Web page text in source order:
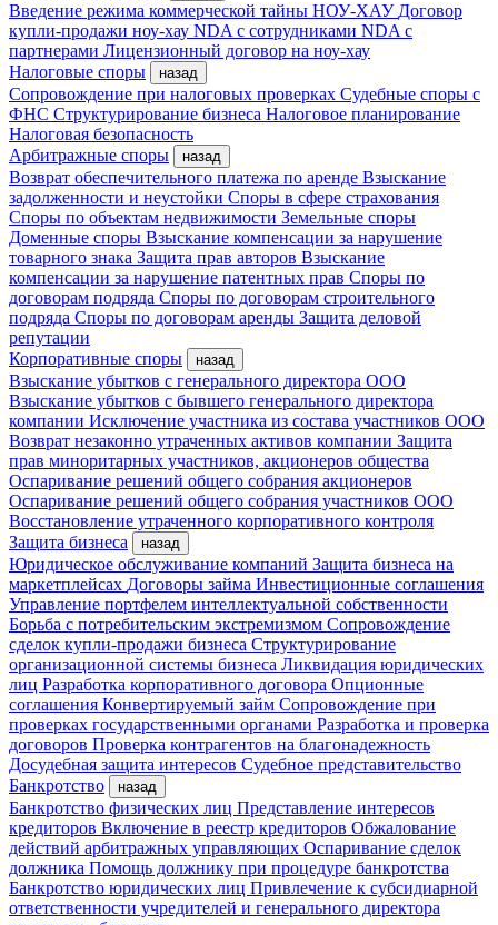
Введение режима коммерческой тайны НОУ-ХАУ Договор
купли-продажи ноу-хау NDA с сотрудниками NDA с
партнерами Лицензионный договор на ноу-хау
Налоговые споры
назад
Сопровождение при налоговых проверках Судебные споры с
ФНС Структурирование бизнеса Налоговое планирование
Налоговая безопасность
Арбитражные споры
назад
Возврат обеспечительного платежа по аренде Взыскание
задолженности и неустойки Споры в сфере страхования
Споры по объектам недвижимости Земельные споры
Доменные споры Взыскание компенсации за нарушение
товарного знака Защита прав авторов Взыскание
компенсации за нарушение патентных прав Споры по
договорам подряда Споры по договорам строительного
подряда Споры по договорам аренды Защита деловой
репутации
Корпоративные споры
назад
Взыскание убытков с генерального директора ООО
Взыскание убытков с бывшего генерального директора
компании Исключение участника из состава участников ООО
Возврат незаконно утраченных активов компании Защита
прав миноритарных участников, акционеров общества
Оспаривание решений общего собрания акционеров
Оспаривание решений общего собрания участников ООО
Восстановление утраченного корпоративного контроля
Защита бизнеса
назад
Юридическое обслуживание компаний Защита бизнеса на
маркетплейсах Договоры займа Инвестиционные соглашения
Управление портфелем интеллектуальной собственности
Борьба с потребительским экстремизмом Сопровождение
сделок купли-продажи бизнеса Структурирование
организационной системы бизнеса Ликвидация юридических
лиц Разработка корпоративного договора Опционные
соглашения Конвертируемый займ Сопровождение при
проверках государственными органами Разработка и проверка
договоров Проверка контрагентов на благонадежность
Досудебная защита интересов Судебное представительство
Банкротство
назад
Банкротство физических лиц Представление интересов
кредиторов Включение в реестр кредиторов Обжалование
действий арбитражных управляющих Оспаривание сделок
должника Помощь должнику при процедуре банкротства
Банкротство юридических лиц Привлечение к субсидиарной
ответственности учредителей и генерального директора